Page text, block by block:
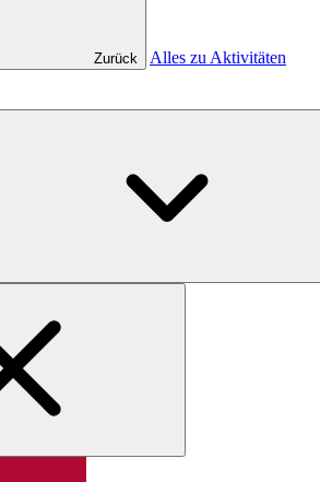
Zurück
Alles zu Aktivitäten